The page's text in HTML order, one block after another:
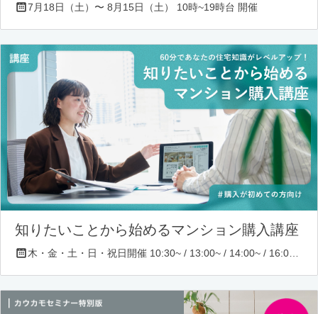
7月18日（土）〜 8月15日（土） 10時~19時台 開催
知りたいことから始めるマンション購入講座